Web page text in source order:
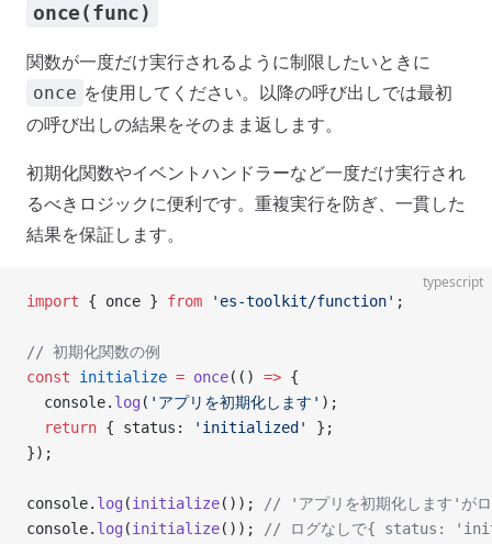
once(func)
関数が一度だけ実行されるように制限したいときに
once を使用してください。以降の呼び出しでは最初
の呼び出しの結果をそのまま返します。
初期化関数やイベントハンドラーなど一度だけ実行され
るべきロジックに便利です。重複実行を防ぎ、一貫した
結果を保証します。
typescript
import { once } from 'es-toolkit/function' ;
// 初期化関数の例
const initialize = once(() => {
  console.
log ( 'アプリを初期化します' );
  return
{ status: 'initialized'
};
});
console. log (initialize());
// 'アプリを初期化します'
console. log (initialize());
// ログなしで{ status: